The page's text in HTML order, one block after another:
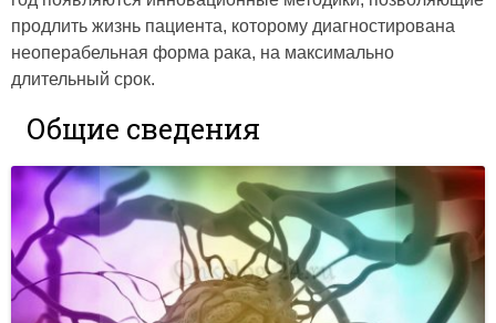
продлить жизнь пациента, которому диагностирована
неоперабельная форма рака, на максимально
длительный срок.
Общие сведения